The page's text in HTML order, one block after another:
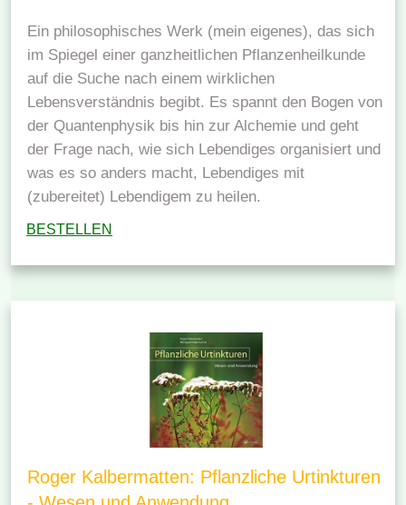
Ein philosophisches Werk (mein eigenes), das sich
im Spiegel einer ganzheitlichen Pflanzenheilkunde
auf die Suche nach einem wirklichen
Lebensverständnis begibt. Es spannt den Bogen von
der Quantenphysik bis hin zur Alchemie und geht
der Frage nach, wie sich Lebendiges organisiert und
was es so anders macht, Lebendiges mit
(zubereitet) Lebendigem zu heilen.
BESTELLEN
Roger Kalbermatten: Pflanzliche Urtinkturen